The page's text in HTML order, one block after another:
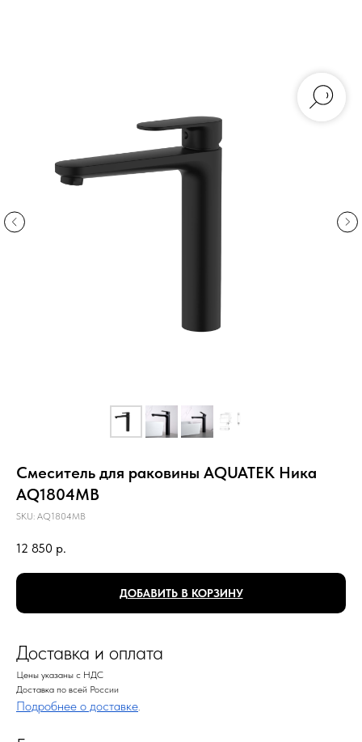
Смеситель для раковины AQUATEK Ника
AQ1804MB
SKU: AQ1804MB
12 850 р.
ДОБАВИТЬ В КОРЗИНУ
Доставка и оплата
Цены указаны с НДС
Доставка по всей России
Подробнее о доставке.